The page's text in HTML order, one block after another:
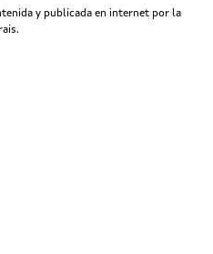
y publicada en internet por la